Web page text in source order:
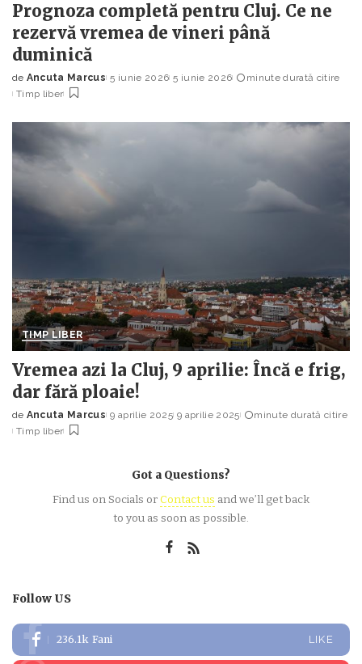
Prognoza completă pentru Cluj. Ce ne
rezervă vremea de vineri până
duminică
Posted
by
de Ancuta Marcus 5 iunie 2026 5 iunie 2026
minute durată citire
Timp liber
TIMP LIBER
Vremea azi la Cluj, 9 aprilie: Încă e frig,
dar fără ploaie!
Posted
by
de Ancuta Marcus 9 aprilie 2025 9 aprilie 2025
minute durată citire
Timp liber
Got a Questions?
Find us on Socials orContact us and we’ll get back
to you as soon as possible.
Follow US
236.1k Fani LIKE